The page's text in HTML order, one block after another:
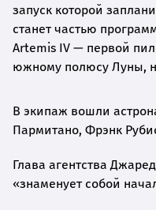
запуск которой
станет частью
Artemis IV — первой
южному полюсу Луны,
В экипаж вошли
Пармитано, Фрэнк
Глава агентства
«знаменует собой